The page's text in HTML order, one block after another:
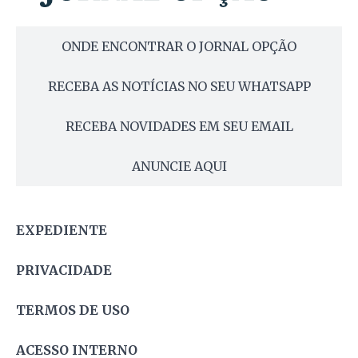
ONDE ENCONTRAR O JORNAL OPÇÃO
RECEBA AS NOTÍCIAS NO SEU WHATSAPP
RECEBA NOVIDADES EM SEU EMAIL
ANUNCIE AQUI
EXPEDIENTE
PRIVACIDADE
TERMOS DE USO
ACESSO INTERNO